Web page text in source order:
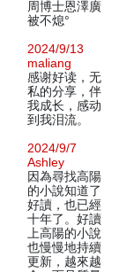
周博士恩澤廣
被不熄°
2024/9/13
maliang
感谢好读，无
私的分享，伴
我成长，感动
到我泪流。
2024/9/7
Ashley
因為尋找高陽
的小說知道了
好讀，也已經
十年了。好讀
上高陽的小說
也慢慢地持續
更新，越來越